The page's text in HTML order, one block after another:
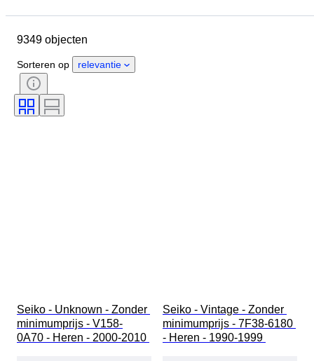
Land van herkomst
Geslacht
Conditie
Periode
Certificaat
Kleur
Materiaal horlogeband
9349 objecten
Sorteren op relevantie
Seiko - Unknown - Zonder
minimumprijs - V158-
0A70 - Heren - 2000-2010
Seiko - Vintage - Zonder
minimumprijs - 7F38-6180
- Heren - 1990-1999